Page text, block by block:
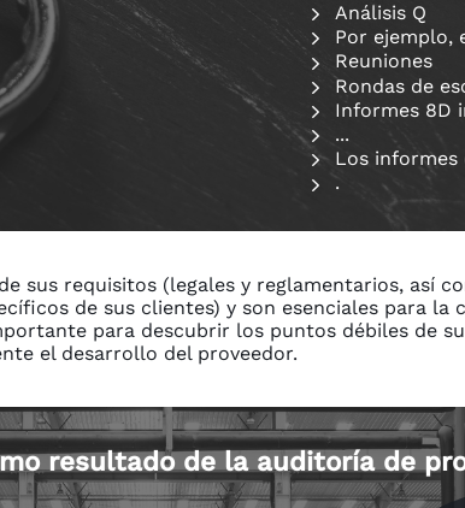
Análisis Q
Por ejemplo,
Reuniones
Rondas de
Informes 8D
...
Los informes
.
sus requisitos (legales y reglamentarios, así
de sus clientes) y son esenciales para la
para descubrir los puntos débiles de
el desarrollo del proveedor.
resultado de la auditoría de